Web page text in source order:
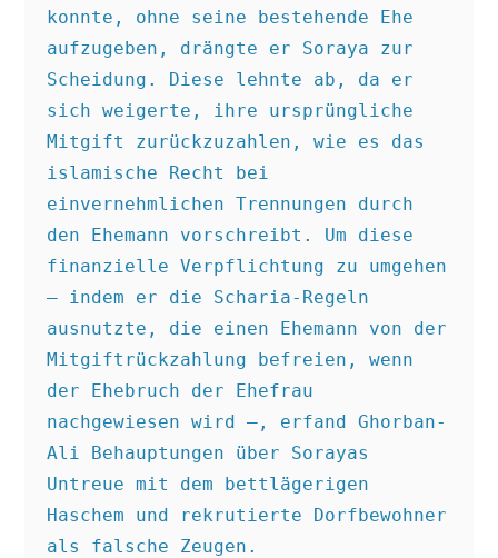
konnte, ohne seine bestehende Ehe
aufzugeben, drängte er Soraya zur
Scheidung. Diese lehnte ab, da er
sich weigerte, ihre ursprüngliche
Mitgift zurückzuzahlen, wie es das
islamische Recht bei
einvernehmlichen Trennungen durch
den Ehemann vorschreibt. Um diese
finanzielle Verpflichtung zu umgehen
– indem er die Scharia-Regeln
ausnutzte, die einen Ehemann von der
Mitgiftrückzahlung befreien, wenn
der Ehebruch der Ehefrau
nachgewiesen wird –, erfand Ghorban-
Ali Behauptungen über Sorayas
Untreue mit dem bettlägerigen
Haschem und rekrutierte Dorfbewohner
als falsche Zeugen.